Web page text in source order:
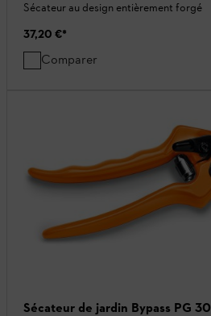
Sécateur au design entièrement forgé
37,20 €*
Comparer
Sécateur de jardin Bypass PG 30